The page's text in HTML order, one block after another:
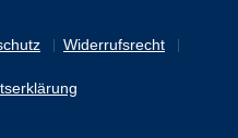
Widerrufsrecht